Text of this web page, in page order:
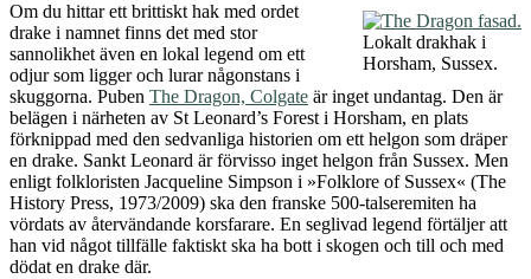
Lokalt drakhak i
Horsham, Sussex.
Om du hittar ett brittiskt hak med ordet
drake i namnet finns det med stor
sannolikhet även en lokal legend om ett
odjur som ligger och lurar någonstans i
skuggorna. Puben The Dragon, Colgate är inget undantag. Den är
belägen i närheten av St Leonard’s Forest i Horsham, en plats
förknippad med den sedvanliga historien om ett helgon som dräper
en drake. Sankt Leonard är förvisso inget helgon från Sussex. Men
enligt folkloristen Jacqueline Simpson i »Folklore of Sussex« (The
History Press, 1973/2009) ska den franske 500-talseremiten ha
vördats av återvändande korsfarare. En seglivad legend förtäljer att
han vid något tillfälle faktiskt ska ha bott i skogen och till och med
dödat en drake där.